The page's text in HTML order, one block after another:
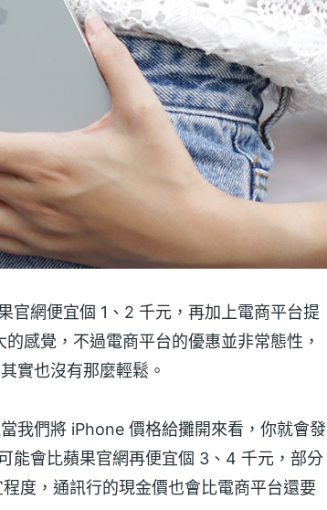
官網便宜個 1、2 千元，再加上電商平台提
感覺，不過電商平台的優惠並非常態性，
實也沒有那麼輕鬆。
我們將 iPhone 價格給攤開來看，你就會發
能會比蘋果官網再便宜個 3、4 千元，部分
度，通訊行的現金價也會比電商平台還要